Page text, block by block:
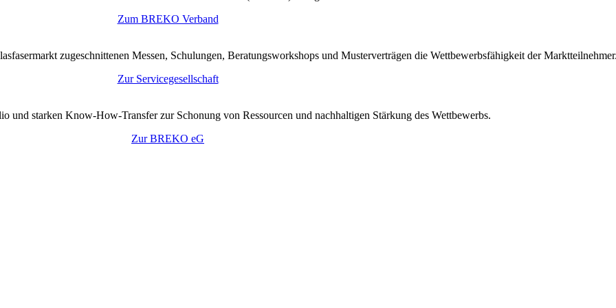
Zum BREKO Verband
zugeschnittenen Messen, Schulungen, Beratungsworkshops und Musterverträgen die Wettbewerbsfähigkeit der
Zur Servicegesellschaft
starken Know-How-Transfer zur Schonung von Ressourcen und nachhaltigen Stärkung des Wettbewerbs.
Zur BREKO eG